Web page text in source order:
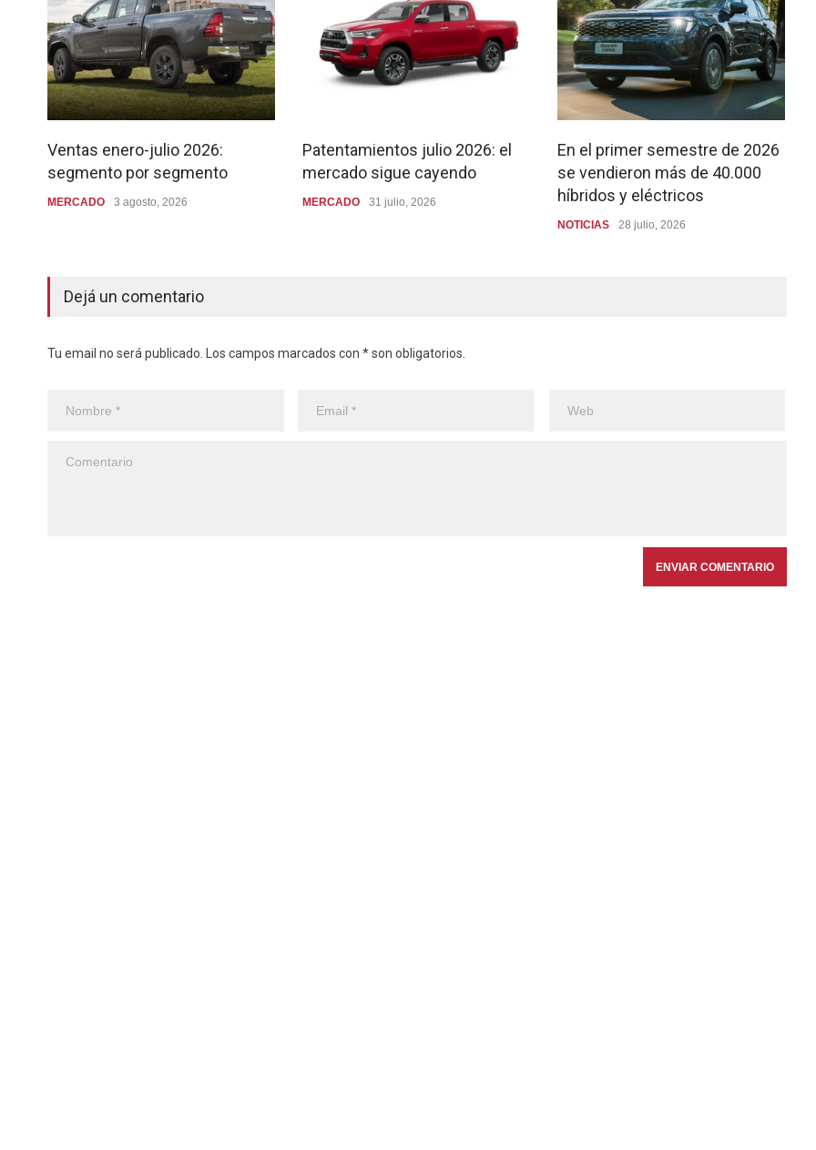
Ventas enero-julio 2026:
segmento por segmento
MERCADO 3 agosto, 2026
Patentamientos julio 2026: el
mercado sigue cayendo
MERCADO 31 julio, 2026
En el primer semestre de 2026
se vendieron más de 40.000
híbridos y eléctricos
NOTICIAS 28 julio, 2026
Dejá un comentario
Tu email no será publicado. Los campos marcados con * son obligatorios.